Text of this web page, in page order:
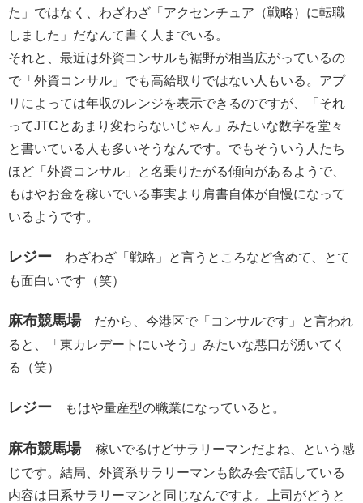
た」ではなく、わざわざ「アクセンチュア（戦略）に転職
しました」だなんて書く人までいる。
それと、最近は外資コンサルも裾野が相当広がっているの
で「外資コンサル」でも高給取りではない人もいる。アプ
リによっては年収のレンジを表示できるのですが、「それ
ってJTCとあまり変わらないじゃん」みたいな数字を堂々
と書いている人も多いそうなんです。でもそういう人たち
ほど「外資コンサル」と名乗りたがる傾向があるようで、
もはやお金を稼いでいる事実より肩書自体が自慢になって
いるようです。
レジー わざわざ「戦略」と言うところなど含めて、とて
も面白いです（笑）
麻布競馬場だから、今港区で「コンサルです」と言われ
ると、「東カレデートにいそう」みたいな悪口が湧いてく
る（笑）
レジー もはや量産型の職業になっていると。
麻布競馬場 稼いでるけどサラリーマンだよね、という感
じです。結局、外資系サラリーマンも飲み会で話している
内容は日系サラリーマンと同じなんですよ。上司がどうと